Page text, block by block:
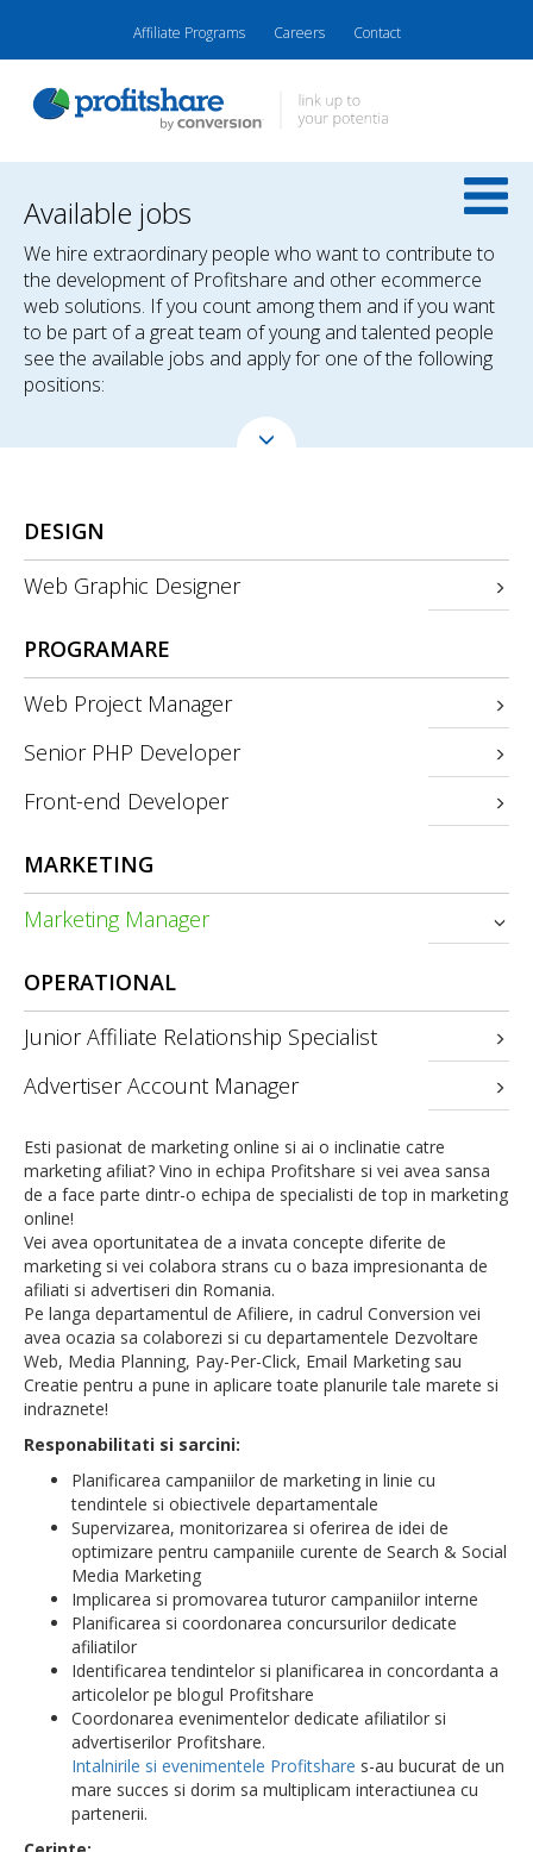
Affiliate Programs Careers Contact
Available jobs
We hire extraordinary people who want to contribute to
the development of Profitshare and other ecommerce
web solutions. If you count among them and if you want
to be part of a great team of young and talented people
see the available jobs and apply for one of the following
positions:
DESIGN
Web Graphic Designer
PROGRAMARE
Web Project Manager
Senior PHP Developer
Front-end Developer
MARKETING
Marketing Manager
OPERATIONAL
Junior Affiliate Relationship Specialist
Advertiser Account Manager
Esti pasionat de marketing online si ai o inclinatie catre
marketing afiliat? Vino in echipa Profitshare si vei avea sansa
de a face parte dintr-o echipa de specialisti de top in marketing
online!
Vei avea oportunitatea de a invata concepte diferite de
marketing si vei colabora strans cu o baza impresionanta de
afiliati si advertiseri din Romania.
Pe langa departamentul de Afiliere, in cadrul Conversion vei
avea ocazia sa colaborezi si cu departamentele Dezvoltare
Web, Media Planning, Pay-Per-Click, Email Marketing sau
Creatie pentru a pune in aplicare toate planurile tale marete si
indraznete!
Responabilitati si sarcini:
Planificarea campaniilor de marketing in linie cu
tendintele si obiectivele departamentale
Supervizarea, monitorizarea si oferirea de idei de
optimizare pentru campaniile curente de Search & Social
Media Marketing
Implicarea si promovarea tuturor campaniilor interne
Planificarea si coordonarea concursurilor dedicate
afiliatilor
Identificarea tendintelor si planificarea in concordanta a
articolelor pe blogul Profitshare
Coordonarea evenimentelor dedicate afiliatilor si
advertiserilor Profitshare.
Intalnirile si evenimentele Profitshare s-au bucurat de un
mare succes si dorim sa multiplicam interactiunea cu
partenerii.